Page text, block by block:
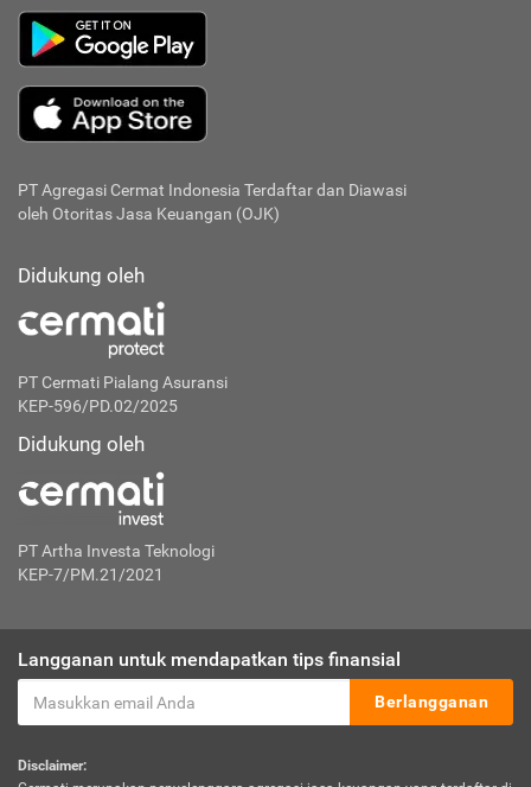
PT Agregasi Cermat Indonesia Terdaftar dan Diawasi
oleh Otoritas Jasa Keuangan (OJK)
Didukung oleh
PT Cermati Pialang Asuransi
KEP-596/PD.02/2025
Didukung oleh
PT Artha Investa Teknologi
KEP-7/PM.21/2021
Langganan untuk mendapatkan tips finansial
Berlangganan
Disclaimer: